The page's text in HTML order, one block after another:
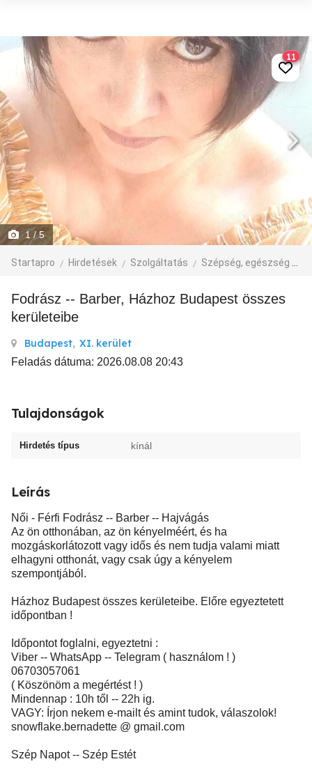
1/ 5
Startapro Hirdetések Szolgáltatás Szépség, egészség
11
Fodrász -- Barber, Házhoz Budapest összes
kerületeibe
Budapest, XI. kerület
Feladás dátuma: 2026.08.08 20:43
Tulajdonságok
Hirdetés típus kínál
Leírás
Női - Férfi Fodrász -- Barber -- Hajvágás
Az ön otthonában, az ön kényelméért, és ha
mozgáskorlátozott vagy idős és nem tudja valami miatt
elhagyni otthonát, vagy csak úgy a kényelem
szempontjából.
Házhoz Budapest összes kerületeibe. Előre egyeztetett
időpontban !
Időpontot foglalni, egyeztetni :
Viber -- WhatsApp -- Telegram ( használom ! )
06703057061
( Köszönöm a megértést ! )
Mindennap : 10h től -- 22h ig.
VAGY: Írjon nekem e-mailt és amint tudok, válaszolok!
snowflake.bernadette @ gmail.com
Szép Napot -- Szép Estét